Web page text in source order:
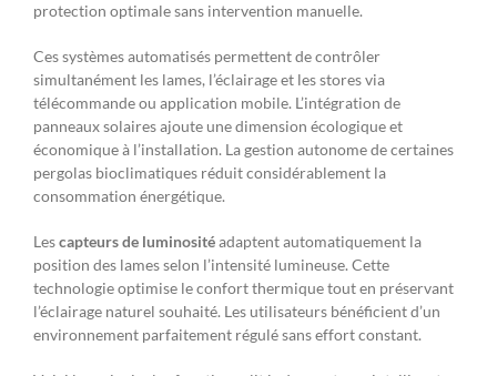
protection optimale sans intervention manuelle.
Ces systèmes automatisés permettent de contrôler
simultanément les lames, l’éclairage et les stores via
télécommande ou application mobile. L’intégration de
panneaux solaires ajoute une dimension écologique et
économique à l’installation. La gestion autonome de certaines
pergolas bioclimatiques réduit considérablement la
consommation énergétique.
Lescapteurs de luminositéadaptent automatiquement la
position des lames selon l’intensité lumineuse. Cette
technologie optimise le confort thermique tout en préservant
l’éclairage naturel souhaité. Les utilisateurs bénéficient d’un
environnement parfaitement régulé sans effort constant.